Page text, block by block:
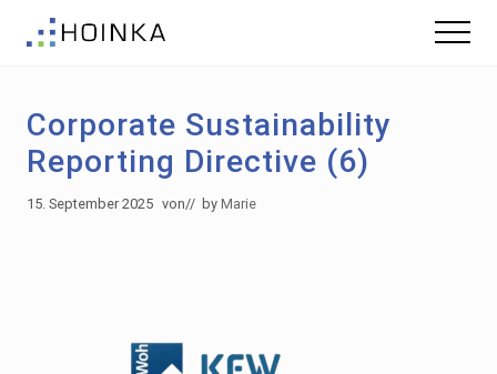
Fußzeile
Green
Building
Menu
Corporate Sustainability
Reporting Directive (6)
15. September 2025 von// by Marie